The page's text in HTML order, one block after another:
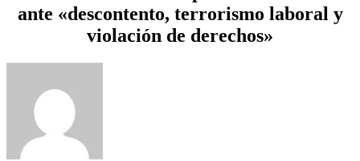
ante «descontento, terrorismo laboral y
violación de derechos»